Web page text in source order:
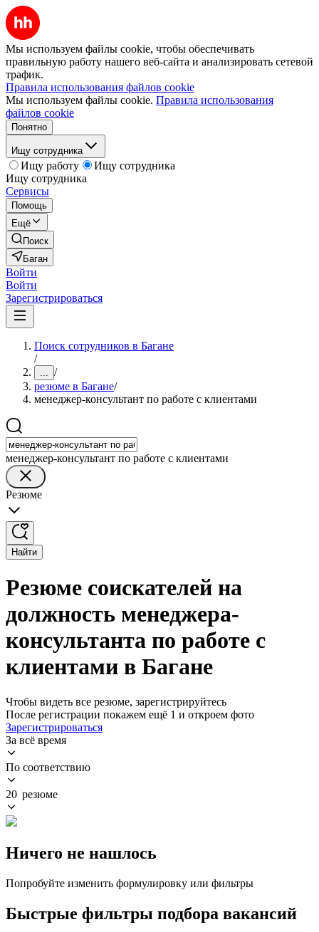
Мы используем файлы cookie, чтобы обеспечивать
правильную работу нашего веб-сайта и анализировать сетевой
трафик.
Правила использования файлов cookie
Мы используем файлы cookie. Правила использования
файлов cookie
Понятно
Ищу сотрудника
Ищу работу
Ищу сотрудника
Ищу сотрудника
Сервисы
Помощь
Ещё
Поиск
Баган
Войти
Войти
Зарегистрироваться
Поиск сотрудников в Багане
/
... /
резюме в Багане/
менеджер-консультант по работе с клиентами
менеджер-консультант по работе с клиентами
Резюме
Найти
Резюме соискателей на
должность менеджера-
консультанта по работе с
клиентами в Багане
Чтобы видеть все резюме, зарегистрируйтесь
После регистрации покажем ещё 1 и откроем фото
Зарегистрироваться
За всё время
По соответствию
20 резюме
Ничего не нашлось
Попробуйте изменить формулировку или фильтры
Быстрые фильтры подбора вакансий